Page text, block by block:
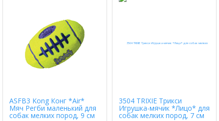
ASFB3 Kong Конг *Air*
Мяч Регби маленький для
собак мелких пород, 9 см
3504 TRIXIE Трикси
Игрушка-мячик *Лицо* для
собак мелких пород, 7 см